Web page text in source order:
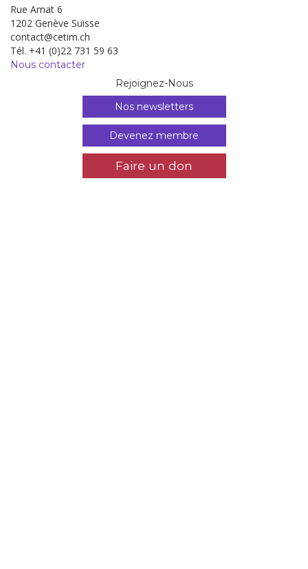
Rue Amat 6
1202 Genève Suisse
contact@cetim.ch
Tél. +41 (0)22 731 59 63
Nous contacter
Rejoignez-Nous
Nos newsletters
Devenez membre
Faire un don